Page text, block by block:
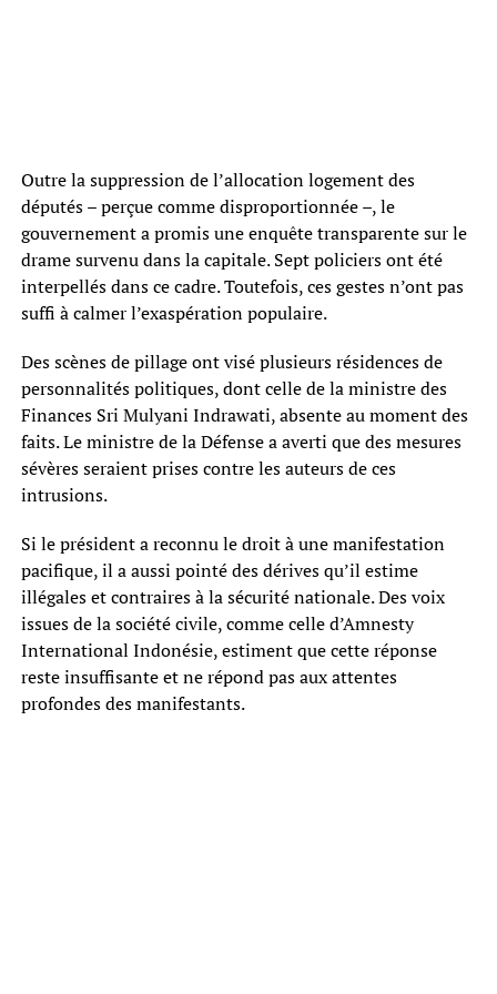
Outre la suppression de l’allocation logement des
députés – perçue comme disproportionnée –, le
gouvernement a promis une enquête transparente sur le
drame survenu dans la capitale. Sept policiers ont été
interpellés dans ce cadre. Toutefois, ces gestes n’ont pas
suffi à calmer l’exaspération populaire.
Des scènes de pillage ont visé plusieurs résidences de
personnalités politiques, dont celle de la ministre des
Finances Sri Mulyani Indrawati, absente au moment des
faits. Le ministre de la Défense a averti que des mesures
sévères seraient prises contre les auteurs de ces
intrusions.
Si le président a reconnu le droit à une manifestation
pacifique, il a aussi pointé des dérives qu’il estime
illégales et contraires à la sécurité nationale. Des voix
issues de la société civile, comme celle d’Amnesty
International Indonésie, estiment que cette réponse
reste insuffisante et ne répond pas aux attentes
profondes des manifestants.